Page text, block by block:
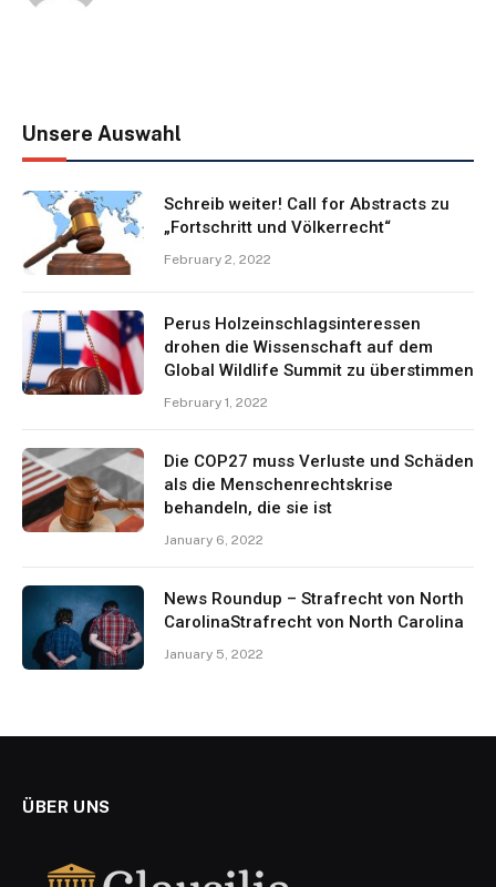
Unsere Auswahl
Schreib weiter! Call for Abstracts zu
„Fortschritt und Völkerrecht“
February 2, 2022
Perus Holzeinschlagsinteressen
drohen die Wissenschaft auf dem
Global Wildlife Summit zu überstimmen
February 1, 2022
Die COP27 muss Verluste und Schäden
als die Menschenrechtskrise
behandeln, die sie ist
January 6, 2022
News Roundup – Strafrecht von North
CarolinaStrafrecht von North Carolina
January 5, 2022
ÜBER UNS